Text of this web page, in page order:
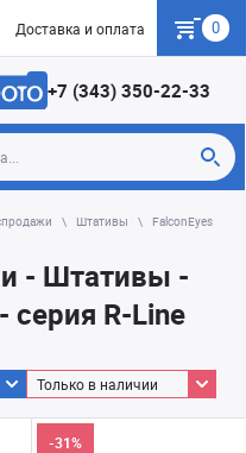
Доставка и оплата Гарантия
0
+7 (343) 350-22-33
Штативы
FalconEyes
- Штативы -
серия R-Line
Только в наличии
-31%